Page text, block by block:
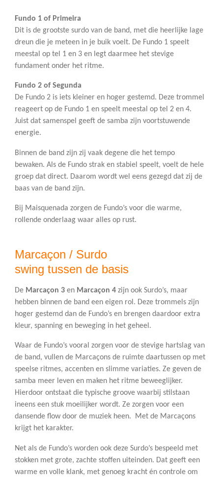
Fundo 1 of Primeira
Dit is de grootste surdo van de band, met die heerlijke lage
dreun die je meteen in je buik voelt. De Fundo 1 speelt
meestal op tel 1 en 3 en legt daarmee het stevige
fundament onder het ritme.
Fundo 2 of Segunda
De Fundo 2 is iets kleiner en hoger gestemd. Deze trommel
reageert op de Fundo 1 en speelt meestal op tel 2 en 4.
Juist dat samenspel geeft de samba zijn voortstuwende
energie.
Binnen de band zijn zij vaak degene die het tempo
bewaken. Als de Fundo strak en stabiel speelt, voelt de hele
groep dat direct. Daarom wordt wel eens gezegd dat zij de
baas van de band zijn.
Bij Maisquenada zorgen de Fundo’s voor die warme,
rollende onderlaag waar alles op rust.
Marcaçon / Surdo
swing tussen de basis
De Marcaçon 3 en Marcaçon 4 zijn ook Surdo’s, maar
hebben binnen de band een eigen rol. Deze trommels zijn
hoger gestemd dan de Fundo’s en brengen daardoor extra
kleur, spanning en beweging in het geheel.
Waar de Fundo’s vooral zorgen voor de stevige hartslag van
de band, vullen de Marcaçons de ruimte daartussen op met
speelse ritmes, accenten en slimme variaties. Ze geven de
samba meer leven en maken het ritme beweeglijker.
Hierdoor ontstaat die typische groove waarbij stilstaan
ineens een stuk moeilijker wordt. Ze zorgen voor een
dansende flow door de muziek heen. Met de Marcaçons
krijgt het karakter.
Net als de Fundo’s worden ook deze Surdo’s bespeeld met
stokken met grote, zachte stoffen uiteinden. Dat geeft een
warme en volle klank, met genoeg kracht én controle om